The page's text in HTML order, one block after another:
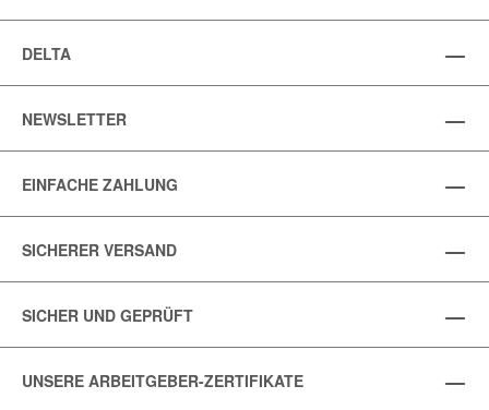
DELTA
NEWSLETTER
EINFACHE ZAHLUNG
SICHERER VERSAND
SICHER UND GEPRÜFT
UNSERE ARBEITGEBER-ZERTIFIKATE